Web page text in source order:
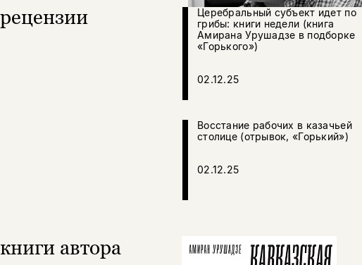
рецензии
Церебральный субъект идет по
грибы: книги недели (книга
Амирана Урушадзе в подборке
«Горького»)
02.12.25
Восстание рабочих в казачьей
столице (отрывок, «Горький»)
02.12.25
книги автора